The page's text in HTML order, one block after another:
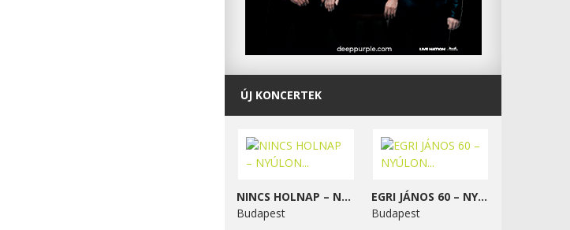
ÚJ KONCERTEK
NINCS HOLNAP – NYÚLON...
Budapest
EGRI JÁNOS 60 – NYÚLON...
Budapest